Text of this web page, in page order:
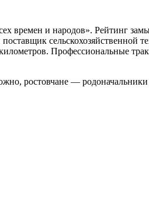
времен и народов». Рейтинг
сельскохозяйственной
Профессиональные
ростовчане —